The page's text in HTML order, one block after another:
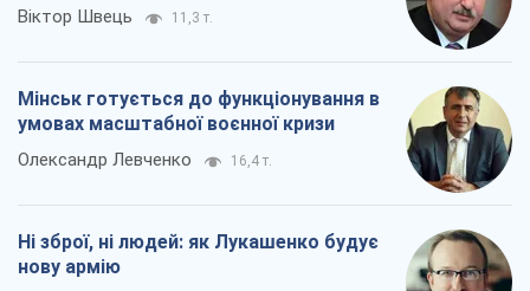
Віктор Швець 11,3 т.
Мінськ готується до функціонування в
умовах масштабної воєнної кризи
Олександр Левченко 16,4 т.
Ні зброї, ні людей: як Лукашенко будує
нову армію